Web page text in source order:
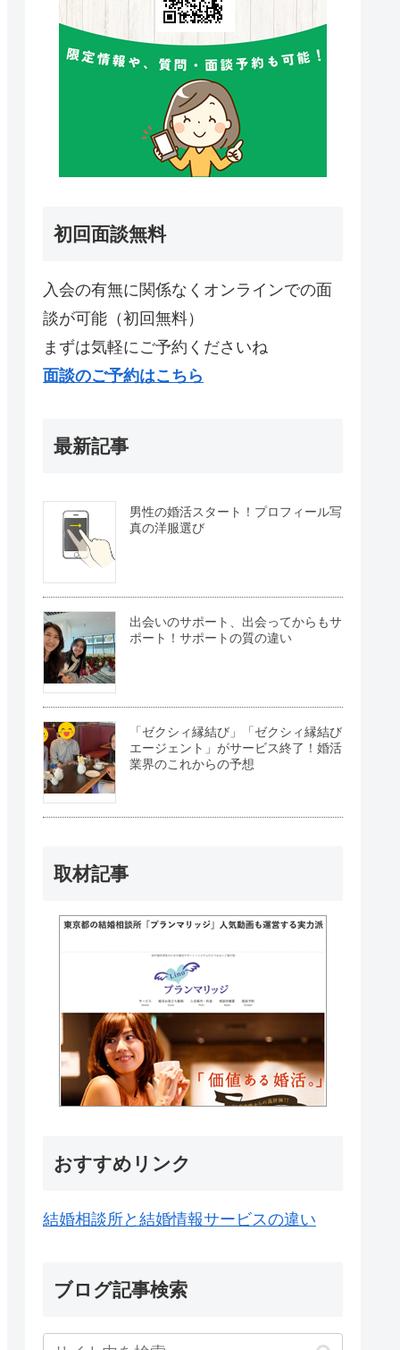
初回面談無料
入会の有無に関係なくオンラインでの面
談が可能（初回無料）
まずは気軽にご予約くださいね
面談のご予約はこちら
最新記事
男性の婚活スタート！プロフィール写
真の洋服選び
出会いのサポート、出会ってからもサ
ポート！サポートの質の違い
「ゼクシィ縁結び」「ゼクシィ縁結び
エージェント」がサービス終了！婚活
業界のこれからの予想
取材記事
おすすめリンク
結婚相談所と結婚情報サービスの違い
ブログ記事検索